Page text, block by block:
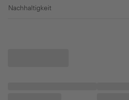
Nachhaltigkeit